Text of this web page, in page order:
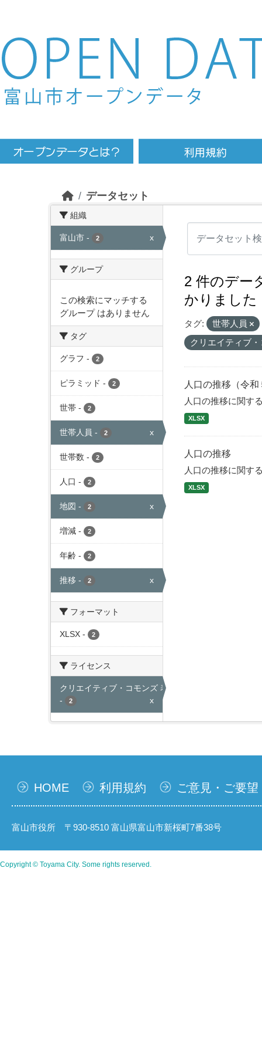
Skip to main content
データセット
組織
富山市 - 2 x
グループ
この検索にマッチする
グループ はありません
タグ
グラフ - 2
ピラミッド - 2
世帯 - 2
世帯人員 - 2 x
世帯数 - 2
人口 - 2
地図 - 2 x
増減 - 2
年齢 - 2
推移 - 2 x
フォーマット
XLSX - 2
ライセンス
クリエイティブ・コモンズ 表示
-
2 x
2 件のデー
かりました
タグ:
世帯人員
クリエイティブ
人口の推移（令和
人口の推移に関す
XLSX
人口の推移
人口の推移に関す
XLSX
HOME 利用規約 ご意見・ご要望
富山市役所 〒930-8510 富山県富山市新桜町7番38号
Copyright © Toyama City. Some rights reserved.